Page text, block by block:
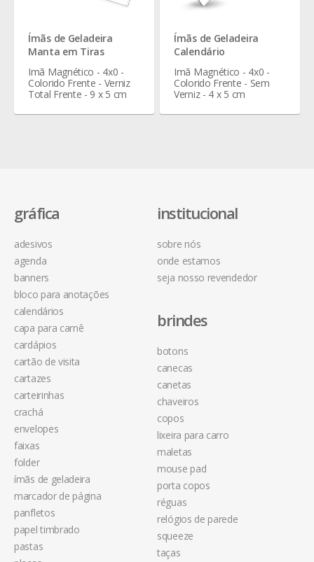
Ímãs de Geladeira
Manta em Tiras
Imã Magnético - 4x0 -
Colorido Frente - Verniz
Total Frente - 9 x 5 cm
Ímãs de Geladeira
Calendário
Imã Magnético - 4x0 -
Colorido Frente - Sem
Verniz - 4 x 5 cm
institucional
sobre nós
onde estamos
seja nosso revendedor
gráfica
adesivos
agenda
banners
bloco para anotações
calendários
capa para carnê
cardápios
cartão de visita
cartazes
carteirinhas
crachá
envelopes
faixas
folder
ímãs de geladeira
marcador de página
panfletos
papel timbrado
pastas
brindes
botons
canecas
canetas
chaveiros
copos
lixeira para carro
maletas
mouse pad
porta copos
réguas
relógios de parede
squeeze
taças